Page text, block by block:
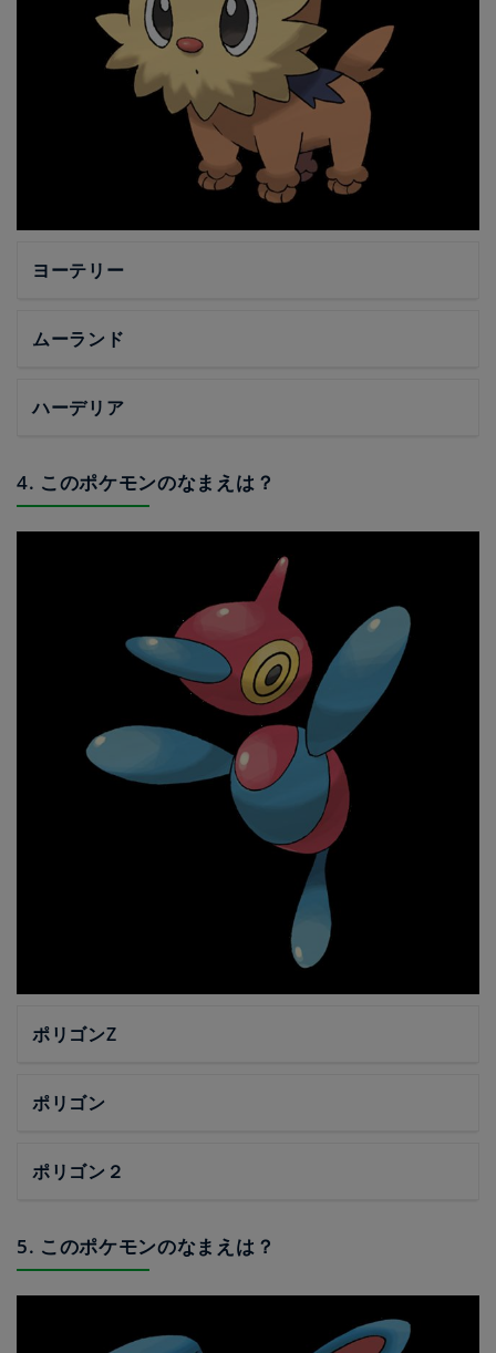
ヨーテリー
ムーランド
ハーデリア
4. このポケモンのなまえは？
ポリゴンZ
ポリゴン
ポリゴン２
5. このポケモンのなまえは？